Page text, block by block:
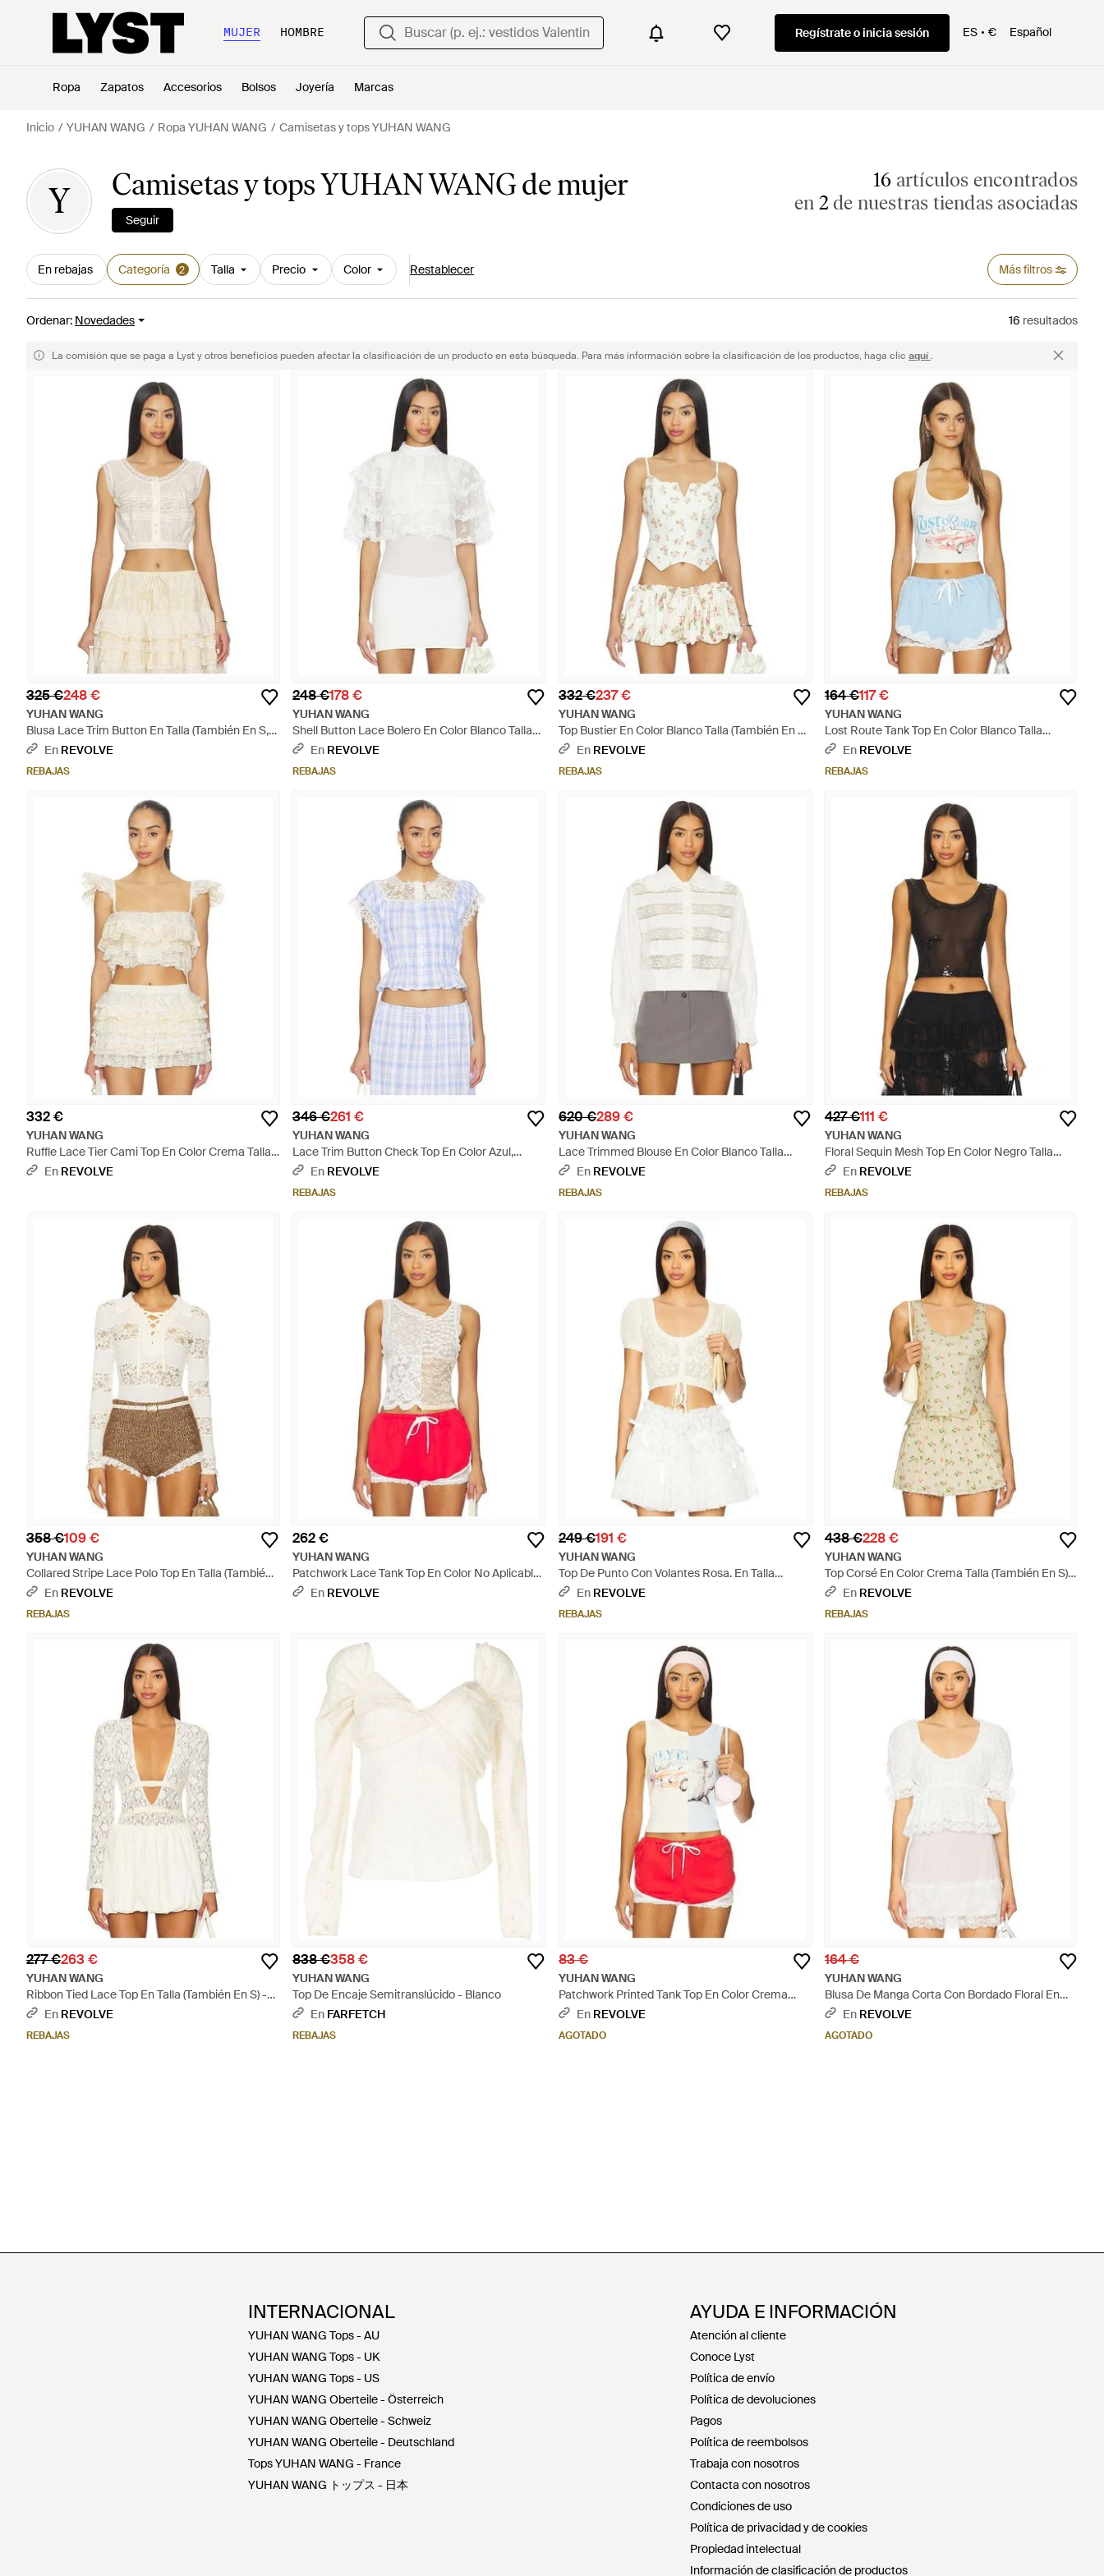
MUJER HOMBRE Regístrate o inicia sesión ES € Español
Ropa Zapatos Accesorios Bolsos Joyería Marcas
Inicio YUHAN WANG Ropa YUHAN WANG Camisetas y tops YUHAN WANG
Y Camisetas y tops YUHAN WANG de mujer
Seguir
16 artículos encontrados
en 2 de nuestras tiendas asociadas
En rebajas Categoría 2 Talla Precio Color Restablecer Más filtros
Ordenar: Novedades 16 resultados
La comisión que se paga a Lyst y otros beneficios pueden afectar la clasificación de un producto en esta búsqueda. Para más información sobre la clasificación de los productos, haga clic aquí.
325 €248 €
YUHAN WANG
Blusa Lace Trim Button En Talla (También En S,
M, Xl) - Neutro
En REVOLVE
REBAJAS
248 €178 €
YUHAN WANG
Shell Button Lace Bolero En Color Blanco Talla
(También En S, M) - Blanco
En REVOLVE
REBAJAS
332 €237 €
YUHAN WANG
Top Bustier En Color Blanco Talla (También En S,
M, Xl) - Blanco
En REVOLVE
REBAJAS
164 €117 €
YUHAN WANG
Lost Route Tank Top En Color Blanco Talla
(También En M, Xl) - Blanco
En REVOLVE
REBAJAS
332 €
YUHAN WANG
Ruffle Lace Tier Cami Top En Color Crema Talla
(También En S, M, Xl) - Multicolor
En REVOLVE
346 €261 €
YUHAN WANG
Lace Trim Button Check Top En Color Azul,
Blanco Talla (También En S, M) - Azul
En REVOLVE
REBAJAS
620 €289 €
YUHAN WANG
Lace Trimmed Blouse En Color Blanco Talla
(También En Xl) - Blanco
En REVOLVE
REBAJAS
427 €111 €
YUHAN WANG
Floral Sequin Mesh Top En Color Negro Talla
(También En S, M) - Negro
En REVOLVE
REBAJAS
358 €109 €
YUHAN WANG
Collared Stripe Lace Polo Top En Talla (También
En M, Xl) - Neutro
En REVOLVE
REBAJAS
262 €
YUHAN WANG
Patchwork Lace Tank Top En Color No Aplicable
Talla (También En Xl) - Rojo
En REVOLVE
249 €191 €
YUHAN WANG
Top De Punto Con Volantes Rosa. En Talla
(También En S) - Blanco
En REVOLVE
REBAJAS
438 €228 €
YUHAN WANG
Top Corsé En Color Crema Talla (También En S) -
Multicolor
En REVOLVE
REBAJAS
277 €263 €
YUHAN WANG
Ribbon Tied Lace Top En Talla (También En S) -
Blanco
En REVOLVE
REBAJAS
838 €358 €
YUHAN WANG
Top De Encaje Semitranslúcido - Blanco
En FARFETCH
REBAJAS
83 €
YUHAN WANG
Patchwork Printed Tank Top En Color Crema
Talla (También En Xl) - Rojo
En REVOLVE
AGOTADO
164 €
YUHAN WANG
Blusa De Manga Corta Con Bordado Floral En
Color Blanco Talla (También En S) - Blanco
En REVOLVE
AGOTADO
INTERNACIONAL
YUHAN WANG Tops - AU
YUHAN WANG Tops - UK
YUHAN WANG Tops - US
YUHAN WANG Oberteile - Österreich
YUHAN WANG Oberteile - Schweiz
YUHAN WANG Oberteile - Deutschland
Tops YUHAN WANG - France
YUHAN WANG トップス - 日本
AYUDA E INFORMACIÓN
Atención al cliente
Conoce Lyst
Política de envío
Política de devoluciones
Pagos
Política de reembolsos
Trabaja con nosotros
Contacta con nosotros
Condiciones de uso
Política de privacidad y de cookies
Propiedad intelectual
Información de clasificación de productos